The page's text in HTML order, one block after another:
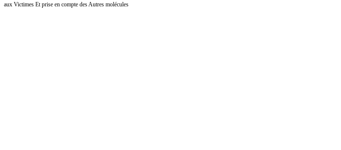
aux Victimes Et prise en compte des Autres molécules